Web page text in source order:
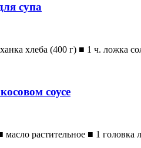
супа
хлеба (400 г) ■ 1 ч. ложка
соусе
растительное ■ 1 головка